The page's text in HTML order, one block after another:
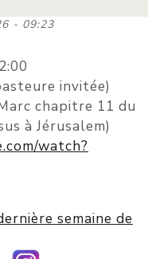
- 09:23
invitée)
chapitre 11 du
à Jérusalem)
watch?
semaine de